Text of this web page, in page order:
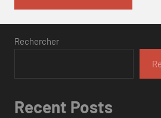
Rechercher
Recent Posts